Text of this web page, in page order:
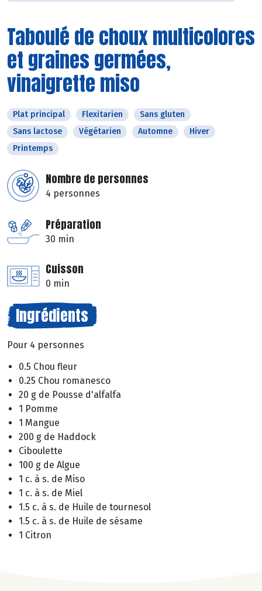
Taboulé de choux multicolores
et graines germées,
vinaigrette miso
Plat principal Flexitarien
Sans gluten
Sans lactose
Végétarien Automne
Hiver
Printemps
Nombre de personnes
4 personnes
Préparation
30 min
Cuisson
0 min
Ingrédients
Pour 4 personnes
0.5 Chou fleur
0.25 Chou romanesco
20 g de Pousse d'alfalfa
1 Pomme
1 Mangue
200 g de Haddock
Ciboulette
100 g de Algue
1 c. à s. de Miso
1 c. à s. de Miel
1.5 c. à s. de Huile de tournesol
1.5 c. à s. de Huile de sésame
1 Citron